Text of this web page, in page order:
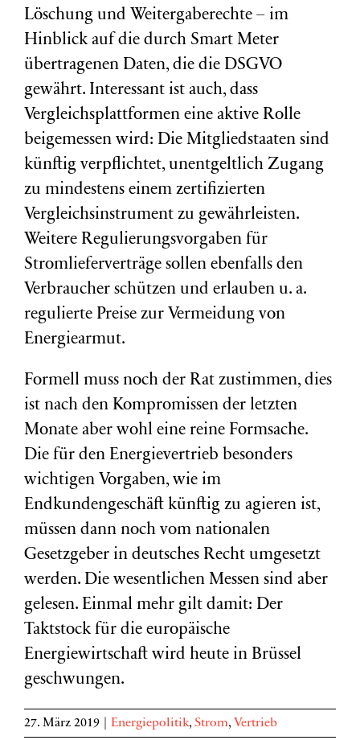
Löschung und Weitergaberechte – im
Hinblick auf die durch Smart Meter
übertragenen Daten, die die DSGVO
gewährt. Interessant ist auch, dass
Vergleichsplattformen eine aktive Rolle
beigemessen wird: Die Mitgliedstaaten sind
künftig verpflichtet, unentgeltlich Zugang
zu mindestens einem zertifizierten
Vergleichsinstrument zu gewährleisten.
Weitere Regulierungsvorgaben für
Stromlieferverträge sollen ebenfalls den
Verbraucher schützen und erlauben u. a.
regulierte Preise zur Vermeidung von
Energiearmut.
Formell muss noch der Rat zustimmen, dies
ist nach den Kompromissen der letzten
Monate aber wohl eine reine Formsache.
Die für den Energievertrieb besonders
wichtigen Vorgaben, wie im
Endkundengeschäft künftig zu agieren ist,
müssen dann noch vom nationalen
Gesetzgeber in deutsches Recht umgesetzt
werden. Die wesentlichen Messen sind aber
gelesen. Einmal mehr gilt damit: Der
Taktstock für die europäische
Energiewirtschaft wird heute in Brüssel
geschwungen.
27. März 2019 Energiepolitik, Strom, Vertrieb